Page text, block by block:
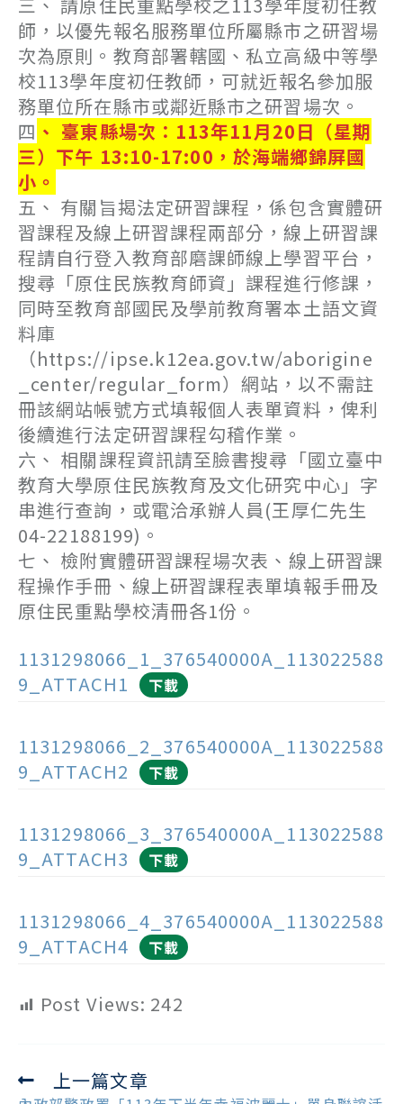
師，以優先報名服務單位所屬縣市之研習場
次為原則。教育部署轄國、私立高級中等學
校113學年度初任教師，可就近報名參加服
務單位所在縣市或鄰近縣市之研習場次。
四 、 臺東縣場次：113年11月20日（星期
三）下午 13:10-17:00，於海端鄉錦屏國
小。
五、 有關旨揭法定研習課程，係包含實體研
習課程及線上研習課程兩部分，線上研習課
程請自行登入教育部磨課師線上學習平台，
搜尋「原住民族教育師資」課程進行修課，
同時至教育部國民及學前教育署本土語文資
料庫
（https://ipse.k12ea.gov.tw/aborigine
_center/regular_form）網站，以不需註
冊該網站帳號方式填報個人表單資料，俾利
後續進行法定研習課程勾稽作業。
六、 相關課程資訊請至臉書搜尋「國立臺中
教育大學原住民族教育及文化研究中心」字
串進行查詢，或電洽承辦人員(王厚仁先生
04-22188199)。
七、 檢附實體研習課程場次表、線上研習課
程操作手冊、線上研習課程表單填報手冊及
原住民重點學校清冊各1份。
1131298066_1_376540000A_113022588
9_ATTACH1
下載
1131298066_2_376540000A_113022588
9_ATTACH2
下載
1131298066_3_376540000A_113022588
9_ATTACH3
下載
1131298066_4_376540000A_113022588
9_ATTACH4
下載
Post Views: 242
Read上一篇文章